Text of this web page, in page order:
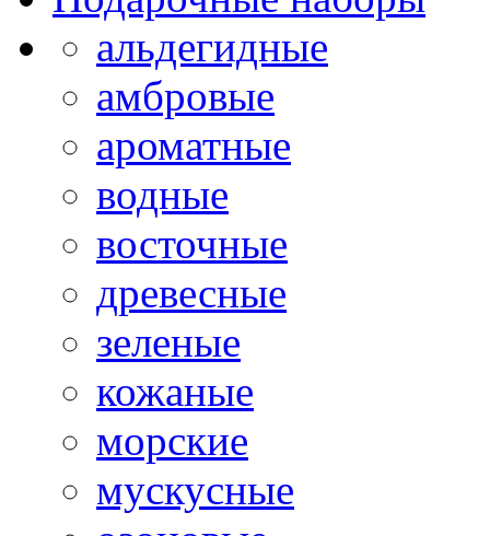
альдегидные
амбровые
ароматные
водные
восточные
древесные
зеленые
кожаные
морские
мускусные